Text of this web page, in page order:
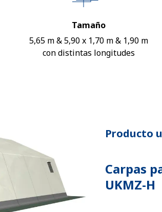
Tamaño
5,65 m & 5,90 x 1,70 m & 1,90 m
con distintas longitudes
Producto
Carpas
UKMZ-H